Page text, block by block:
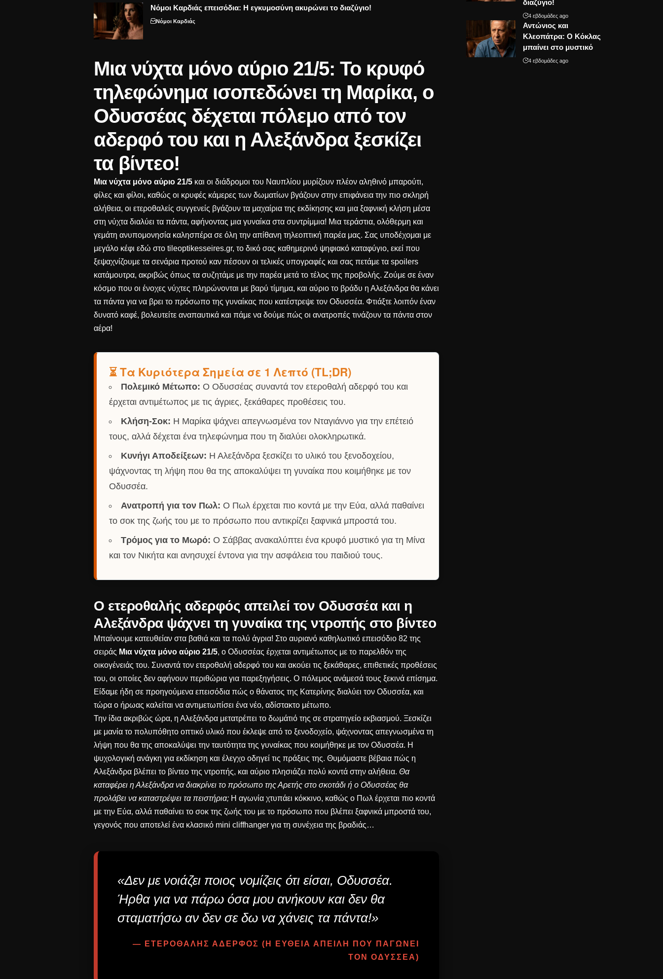
Νόμοι Καρδιάς επεισόδια: Η εγκυμοσύνη ακυρώνει το διαζύγιο!
Νόμοι Καρδιάς
Μια νύχτα μόνο αύριο 21/5: Το κρυφό
τηλεφώνημα ισοπεδώνει τη Μαρίκα, ο
Οδυσσέας δέχεται πόλεμο από τον
αδερφό του και η Αλεξάνδρα ξεσκίζει
τα βίντεο!
Μια νύχτα μόνο αύριο 21/5 και οι διάδρομοι του Ναυπλίου μυρίζουν πλέον αληθινό μπαρούτι,
φίλες και φίλοι, καθώς οι κρυφές κάμερες των δωματίων βγάζουν στην επιφάνεια την πιο σκληρή
αλήθεια, οι ετεροθαλείς συγγενείς βγάζουν τα μαχαίρια της εκδίκησης και μια ξαφνική κλήση μέσα
στη νύχτα διαλύει τα πάντα, αφήνοντας μια γυναίκα στα συντρίμμια! Μια τεράστια, ολόθερμη και
γεμάτη ανυπομονησία καλησπέρα σε όλη την απίθανη τηλεοπτική παρέα μας. Σας υποδέχομαι με
μεγάλο κέφι εδώ στο tileoptikesseires.gr, το δικό σας καθημερινό ψηφιακό καταφύγιο, εκεί που
ξεψαχνίζουμε τα σενάρια προτού καν πέσουν οι τελικές υπογραφές και σας πετάμε τα spoilers
κατάμουτρα, ακριβώς όπως τα συζητάμε με την παρέα μετά το τέλος της προβολής. Ζούμε σε έναν
κόσμο που οι ένοχες νύχτες πληρώνονται με βαρύ τίμημα, και αύριο το βράδυ η Αλεξάνδρα θα κάνει
τα πάντα για να βρει το πρόσωπο της γυναίκας που κατέστρεψε τον Οδυσσέα. Φτιάξτε λοιπόν έναν
δυνατό καφέ, βολευτείτε αναπαυτικά και πάμε να δούμε πώς οι ανατροπές τινάζουν τα πάντα στον
αέρα!
⏳ Τα Κυριότερα Σημεία σε 1 Λεπτό (TL;DR)
Πολεμικό Μέτωπο: Ο Οδυσσέας συναντά τον ετεροθαλή αδερφό του και
έρχεται αντιμέτωπος με τις άγριες, ξεκάθαρες προθέσεις του.
Κλήση-Σοκ: Η Μαρίκα ψάχνει απεγνωσμένα τον Νταγιάννο για την επέτειό
τους, αλλά δέχεται ένα τηλεφώνημα που τη διαλύει ολοκληρωτικά.
Κυνήγι Αποδείξεων: Η Αλεξάνδρα ξεσκίζει το υλικό του ξενοδοχείου,
ψάχνοντας τη λήψη που θα της αποκαλύψει τη γυναίκα που κοιμήθηκε με τον
Οδυσσέα.
Ανατροπή για τον Πωλ: Ο Πωλ έρχεται πιο κοντά με την Εύα, αλλά παθαίνει
το σοκ της ζωής του με το πρόσωπο που αντικρίζει ξαφνικά μπροστά του.
Τρόμος για το Μωρό: Ο Σάββας ανακαλύπτει ένα κρυφό μυστικό για τη Μίνα
και τον Νικήτα και ανησυχεί έντονα για την ασφάλεια του παιδιού τους.
Ο ετεροθαλής αδερφός απειλεί τον Οδυσσέα και η
Αλεξάνδρα ψάχνει τη γυναίκα της ντροπής στο βίντεο
Μπαίνουμε κατευθείαν στα βαθιά και τα πολύ άγρια! Στο αυριανό καθηλωτικό επεισόδιο 82 της
σειράς Μια νύχτα μόνο αύριο 21/5, ο Οδυσσέας έρχεται αντιμέτωπος με το παρελθόν της
οικογένειάς του. Συναντά τον ετεροθαλή αδερφό του και ακούει τις ξεκάθαρες, επιθετικές προθέσεις
του, οι οποίες δεν αφήνουν περιθώρια για παρεξηγήσεις. Ο πόλεμος ανάμεσά τους ξεκινά επίσημα.
Είδαμε ήδη σε προηγούμενα επεισόδια πώς ο θάνατος της Κατερίνης διαλύει τον Οδυσσέα, και
τώρα ο ήρωας καλείται να αντιμετωπίσει ένα νέο, αδίστακτο μέτωπο.
Την ίδια ακριβώς ώρα, η Αλεξάνδρα μετατρέπει το δωμάτιό της σε στρατηγείο εκβιασμού. Ξεσκίζει
με μανία το πολυπόθητο οπτικό υλικό που έκλεψε από το ξενοδοχείο, ψάχνοντας απεγνωσμένα τη
λήψη που θα της αποκαλύψει την ταυτότητα της γυναίκας που κοιμήθηκε με τον Οδυσσέα. Η
ψυχολογική ανάγκη για εκδίκηση και έλεγχο οδηγεί τις πράξεις της. Θυμόμαστε βέβαια πώς η
Αλεξάνδρα βλέπει το βίντεο της ντροπής, και αύριο πλησιάζει πολύ κοντά στην αλήθεια. Θα
καταφέρει η Αλεξάνδρα να διακρίνει το πρόσωπο της Αρετής στο σκοτάδι ή ο Οδυσσέας θα
προλάβει να καταστρέψει τα πειστήρια; Η αγωνία χτυπάει κόκκινο, καθώς ο Πωλ έρχεται πιο κοντά
με την Εύα, αλλά παθαίνει το σοκ της ζωής του με το πρόσωπο που βλέπει ξαφνικά μπροστά του,
γεγονός που αποτελεί ένα κλασικό mini cliffhanger για τη συνέχεια της βραδιάς…
«Δεν με νοιάζει ποιος νομίζεις ότι είσαι, Οδυσσέα.
Ήρθα για να πάρω όσα μου ανήκουν και δεν θα
σταματήσω αν δεν σε δω να χάνεις τα πάντα!»
— ΕΤΕΡΟΘΑΛΗΣ ΑΔΕΡΦΟΣ (Η ΕΥΘΕΊΑ ΑΠΕΙΛΉ ΠΟΥ ΠΑΓΏΝΕΙ
ΤΟΝ ΟΔΥΣΣΈΑ)
διαζύγιο!
4 εβδομάδες ago
Αντώνιος και
Κλεοπάτρα: Ο Κόκλας
μπαίνει στο μυστικό
4 εβδομάδες ago